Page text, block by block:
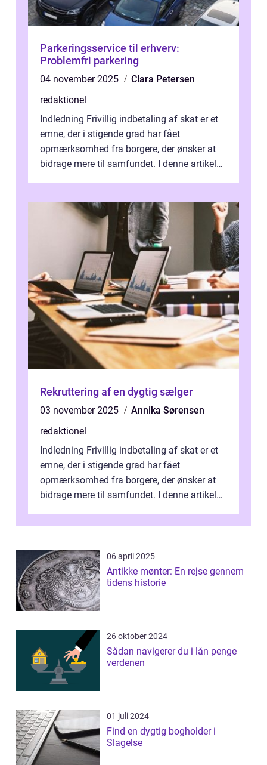
Parkeringsservice til erhverv:
Problemfri parkering
04 november 2025
Clara Petersen
redaktionel
Indledning Frivillig indbetaling af skat er et
emne, der i stigende grad har fået
opmærksomhed fra borgere, der ønsker at
bidrage mere til samfundet. I denne artikel
Rekruttering af en dygtig sælger
03 november 2025
Annika Sørensen
redaktionel
Indledning Frivillig indbetaling af skat er et
emne, der i stigende grad har fået
opmærksomhed fra borgere, der ønsker at
bidrage mere til samfundet. I denne artikel
06 april 2025
Antikke mønter: En rejse gennem
tidens historie
26 oktober 2024
Sådan navigerer du i lån penge
verdenen
01 juli 2024
Find en dygtig bogholder i
Slagelse